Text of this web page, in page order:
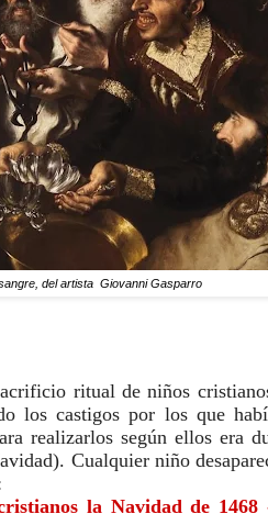
del artista Giovanni Gasparro
ritual de niños
realizarlos según ellos era
Cualquier niño
la Navidad de 1468